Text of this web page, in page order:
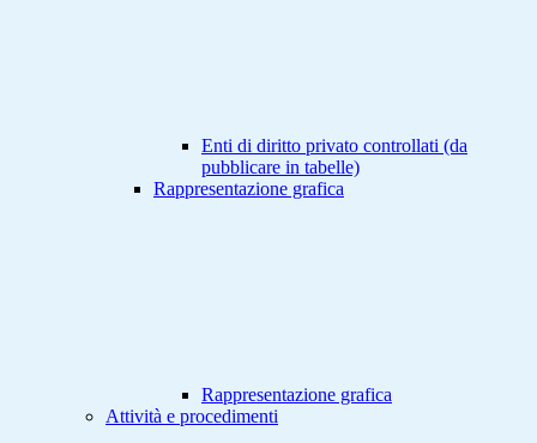
Enti di diritto privato controllati (da
pubblicare in tabelle)
Rappresentazione grafica
Rappresentazione grafica
Attività e procedimenti